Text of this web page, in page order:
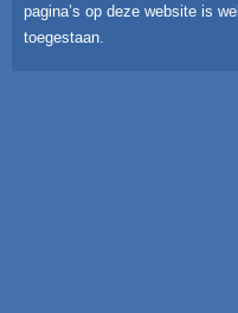
pagina’s op deze website is wel
toegestaan.